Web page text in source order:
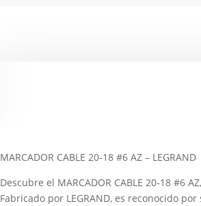
MARCADOR CABLE 20-18 #6 AZ – LEGRAND
Descubre el MARCADOR CABLE 20-18 #6
Fabricado por LEGRAND, es reconocido